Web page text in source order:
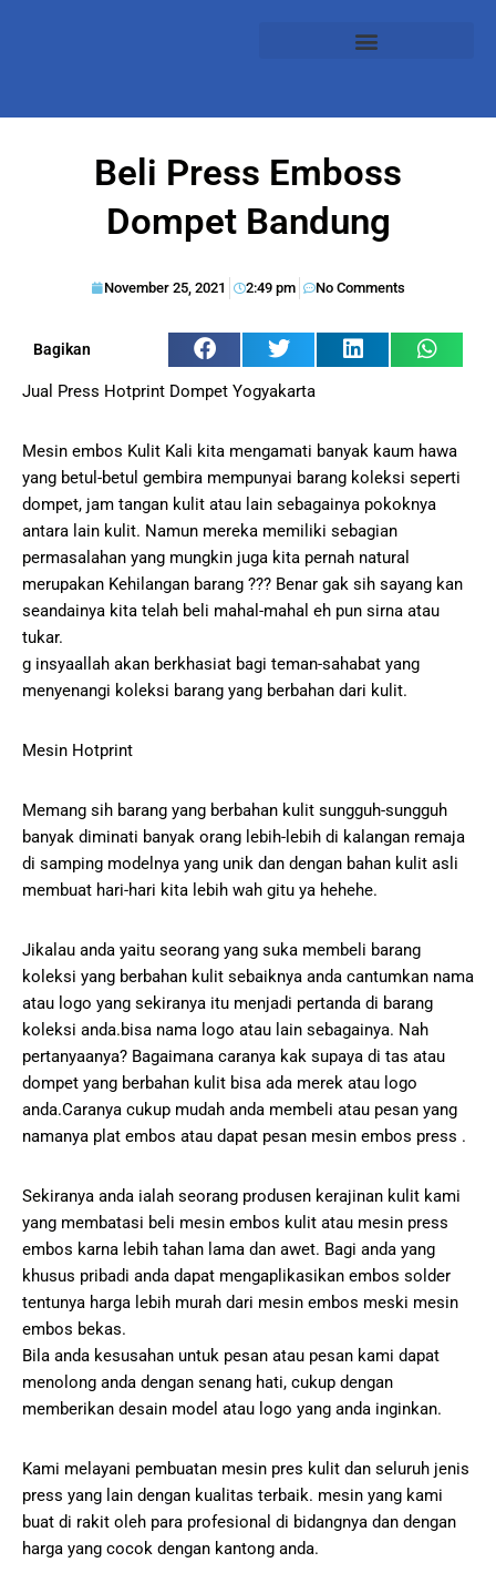
Beli Press Emboss
Dompet Bandung
November 25, 2021 2:49 pm No Comments
Bagikan
Jual Press Hotprint Dompet Yogyakarta
Mesin embos Kulit Kali kita mengamati banyak kaum hawa
yang betul-betul gembira mempunyai barang koleksi seperti
dompet, jam tangan kulit atau lain sebagainya pokoknya
antara lain kulit. Namun mereka memiliki sebagian
permasalahan yang mungkin juga kita pernah natural
merupakan Kehilangan barang ??? Benar gak sih sayang kan
seandainya kita telah beli mahal-mahal eh pun sirna atau
tukar.
g insyaallah akan berkhasiat bagi teman-sahabat yang
menyenangi koleksi barang yang berbahan dari kulit.
Mesin Hotprint
Memang sih barang yang berbahan kulit sungguh-sungguh
banyak diminati banyak orang lebih-lebih di kalangan remaja
di samping modelnya yang unik dan dengan bahan kulit asli
membuat hari-hari kita lebih wah gitu ya hehehe.
Jikalau anda yaitu seorang yang suka membeli barang
koleksi yang berbahan kulit sebaiknya anda cantumkan nama
atau logo yang sekiranya itu menjadi pertanda di barang
koleksi anda.bisa nama logo atau lain sebagainya. Nah
pertanyaanya? Bagaimana caranya kak supaya di tas atau
dompet yang berbahan kulit bisa ada merek atau logo
anda.Caranya cukup mudah anda membeli atau pesan yang
namanya plat embos atau dapat pesan mesin embos press .
Sekiranya anda ialah seorang produsen kerajinan kulit kami
yang membatasi beli mesin embos kulit atau mesin press
embos karna lebih tahan lama dan awet. Bagi anda yang
khusus pribadi anda dapat mengaplikasikan embos solder
tentunya harga lebih murah dari mesin embos meski mesin
embos bekas.
Bila anda kesusahan untuk pesan atau pesan kami dapat
menolong anda dengan senang hati, cukup dengan
memberikan desain model atau logo yang anda inginkan.
Kami melayani pembuatan mesin pres kulit dan seluruh jenis
press yang lain dengan kualitas terbaik. mesin yang kami
buat di rakit oleh para profesional di bidangnya dan dengan
harga yang cocok dengan kantong anda.